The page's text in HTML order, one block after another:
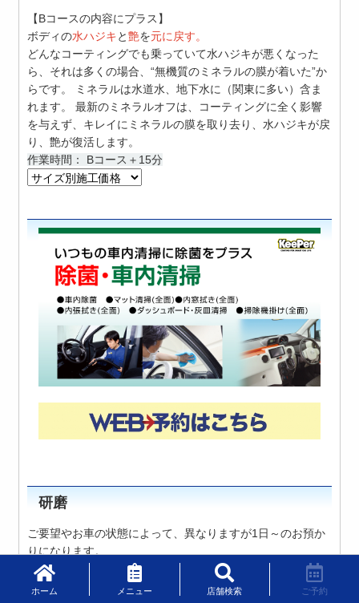
【Bコースの内容にプラス】
ボディの水ハジキと艶を元に戻す。
どんなコーティングでも乗っていて水ハジキが悪くなった
ら、それは多くの場合、“無機質のミネラルの膜が着いた”か
らです。 ミネラルは水道水、地下水に（関東に多い）含ま
れます。 最新のミネラルオフは、コーティングに全く影響
を与えず、キレイにミネラルの膜を取り去り、水ハジキが戻
り、艶が復活します。
作業時間： Bコース＋15分
研磨
ご要望やお車の状態によって、異なりますが1日～のお預か
りになります。
研磨が可能か
研磨で落とすことができるか
ホーム メニュー 店舗検索 ご予約